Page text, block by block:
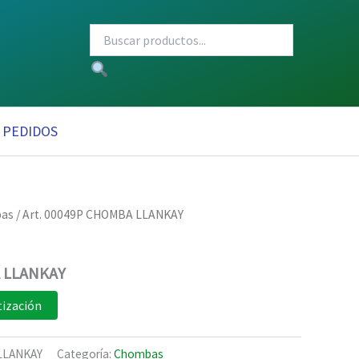
PEDIDOS
/ Art. 00049P CHOMBA LLANKAY
Categoría: Chombas